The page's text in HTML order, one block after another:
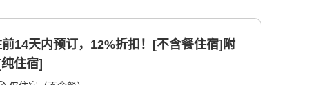
14天内预订，12%折扣！[不含餐住宿]附
住宿]